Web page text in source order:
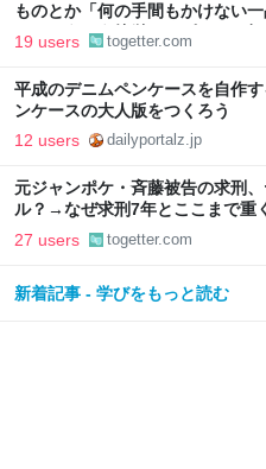
ものとか「何の手間もかけない
る…こういう簡単レシピもっと知
19 users togetter.com
平成のデニムペンケースを自作
ンケースの大人版をつくろう
12 users dailyportalz.jp
元ジャンポケ・斉藤被告の求刑
ル？→なぜ求刑7年とここまで重
27 users togetter.com
新着記事 - 学びをもっと読む